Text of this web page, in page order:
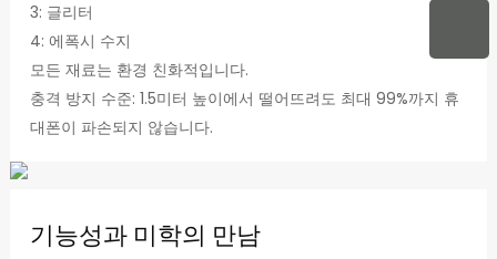
3: 글리터
4: 에폭시 수지
모든 재료는 환경 친화적입니다.
충격 방지 수준: 1.5미터 높이에서 떨어뜨려도 최대 99%까지 휴
대폰이 파손되지 않습니다.
기능성과 미학의 만남